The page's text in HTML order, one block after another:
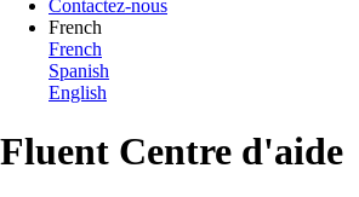
Contactez-nous
French
French
Spanish
English
Fluent Centre d'aide